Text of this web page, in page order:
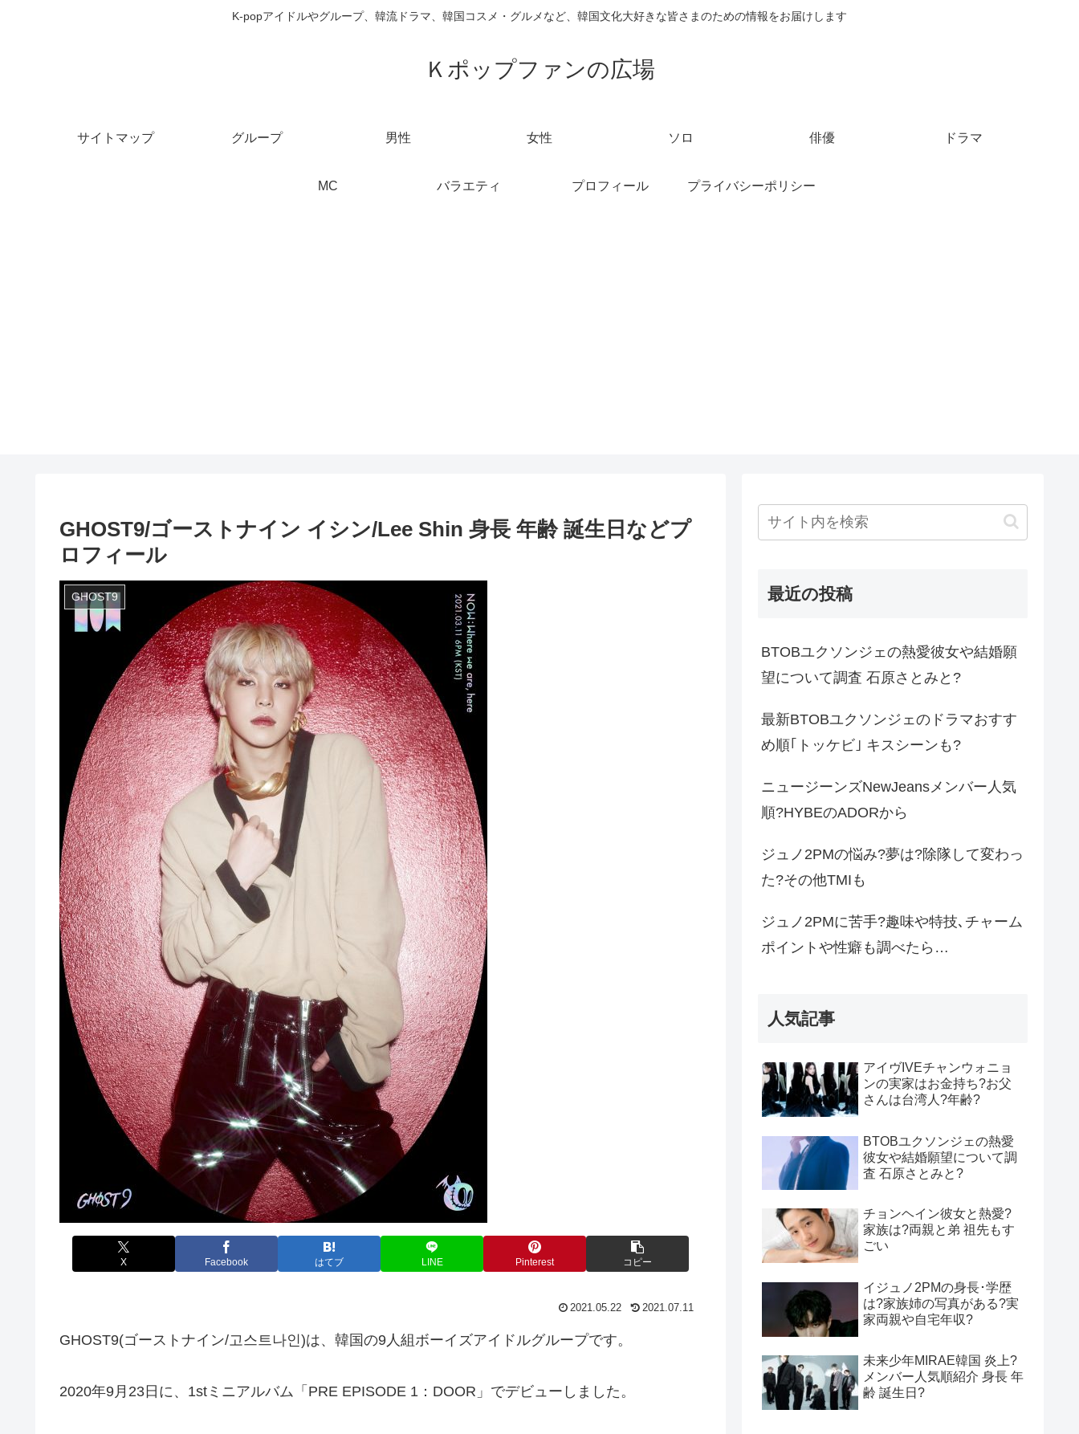
K-popアイドルやグループ、韓流ドラマ、韓国コスメ・グルメなど、韓国文化大好きな皆さまのための情報をお届けします
Ｋポップファンの広場
サイトマップ グループ 男性 女性 ソロ 俳優 ドラマ
MC バラエティ プロフィール プライバシーポリシー
GHOST9/ゴーストナイン イシン/Lee Shin 身長 年齢 誕生日などプ
ロフィール
GHOST9
X Facebook はてブ LINE Pinterest コピー
2021.05.22 2021.07.11
GHOST9(ゴーストナイン/고스트나인)は、韓国の9人組ボーイズアイドルグループです。
2020年9月23日に、1stミニアルバム「PRE EPISODE 1：DOOR」でデビューしました。
最近の投稿
BTOBユクソンジェの熱愛彼女や結婚願
望について調査 石原さとみと?
最新BTOBユクソンジェのドラマおすす
め順｢トッケビ｣ キスシーンも?
ニュージーンズNewJeansメンバー人気
順?HYBEのADORから
ジュノ2PMの悩み?夢は?除隊して変わっ
た?その他TMIも
ジュノ2PMに苦手?趣味や特技､チャーム
ポイントや性癖も調べたら…
人気記事
アイヴIVEチャンウォニョ
ンの実家はお金持ち?お父
さんは台湾人?年齢?
BTOBユクソンジェの熱愛
彼女や結婚願望について調
査 石原さとみと?
チョンヘイン彼女と熱愛?
家族は?両親と弟 祖先もす
ごい
イジュノ2PMの身長･学歴
は?家族姉の写真がある?実
家両親や自宅年収?
未来少年MIRAE韓国 炎上?
メンバー人気順紹介 身長 年
齢 誕生日?